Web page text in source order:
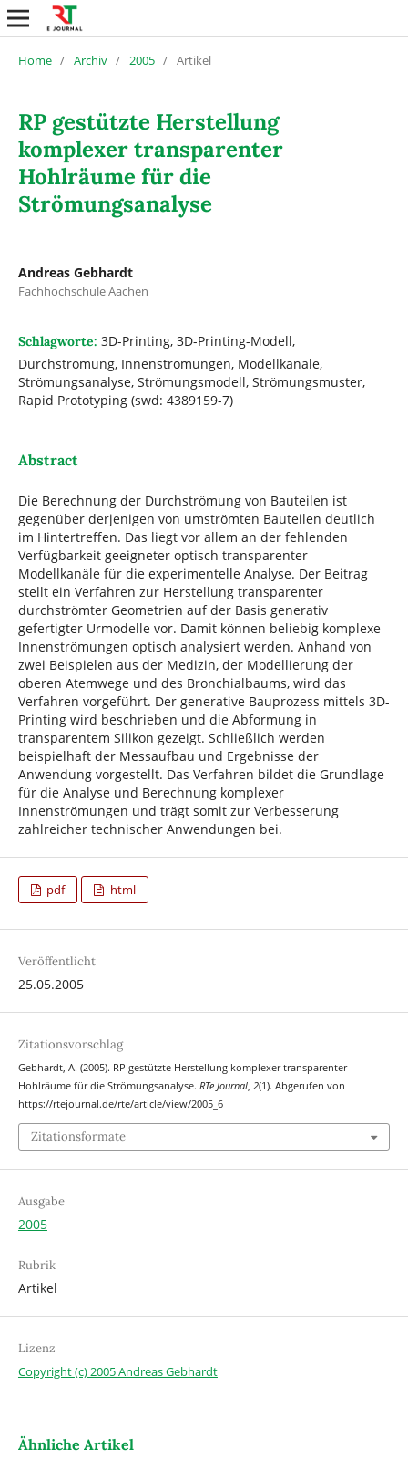
Home / Archiv / 2005 / Artikel
RP gestützte Herstellung
komplexer transparenter
Hohlräume für die
Strömungsanalyse
Andreas Gebhardt
Fachhochschule Aachen
Schlagworte: 3D-Printing, 3D-Printing-Modell,
Durchströmung, Innenströmungen, Modellkanäle,
Strömungsanalyse, Strömungsmodell, Strömungsmuster,
Rapid Prototyping (swd: 4389159-7)
Abstract
Die Berechnung der Durchströmung von Bauteilen ist
gegenüber derjenigen von umströmten Bauteilen deutlich
im Hintertreffen. Das liegt vor allem an der fehlenden
Verfügbarkeit geeigneter optisch transparenter
Modellkanäle für die experimentelle Analyse. Der Beitrag
stellt ein Verfahren zur Herstellung transparenter
durchströmter Geometrien auf der Basis generativ
gefertigter Urmodelle vor. Damit können beliebig komplexe
Innenströmungen optisch analysiert werden. Anhand von
zwei Beispielen aus der Medizin, der Modellierung der
oberen Atemwege und des Bronchialbaums, wird das
Verfahren vorgeführt. Der generative Bauprozess mittels 3D-
Printing wird beschrieben und die Abformung in
transparentem Silikon gezeigt. Schließlich werden
beispielhaft der Messaufbau und Ergebnisse der
Anwendung vorgestellt. Das Verfahren bildet die Grundlage
für die Analyse und Berechnung komplexer
Innenströmungen und trägt somit zur Verbesserung
zahlreicher technischer Anwendungen bei.
pdf html
Veröffentlicht
25.05.2005
Zitationsvorschlag
Gebhardt, A. (2005). RP gestützte Herstellung komplexer transparenter
Hohlräume für die Strömungsanalyse. RTe Journal, 2(1). Abgerufen von
https://rtejournal.de/rte/article/view/2005_6
Zitationsformate
Ausgabe
2005
Rubrik
Artikel
Lizenz
Copyright (c) 2005 Andreas Gebhardt
Ähnliche Artikel